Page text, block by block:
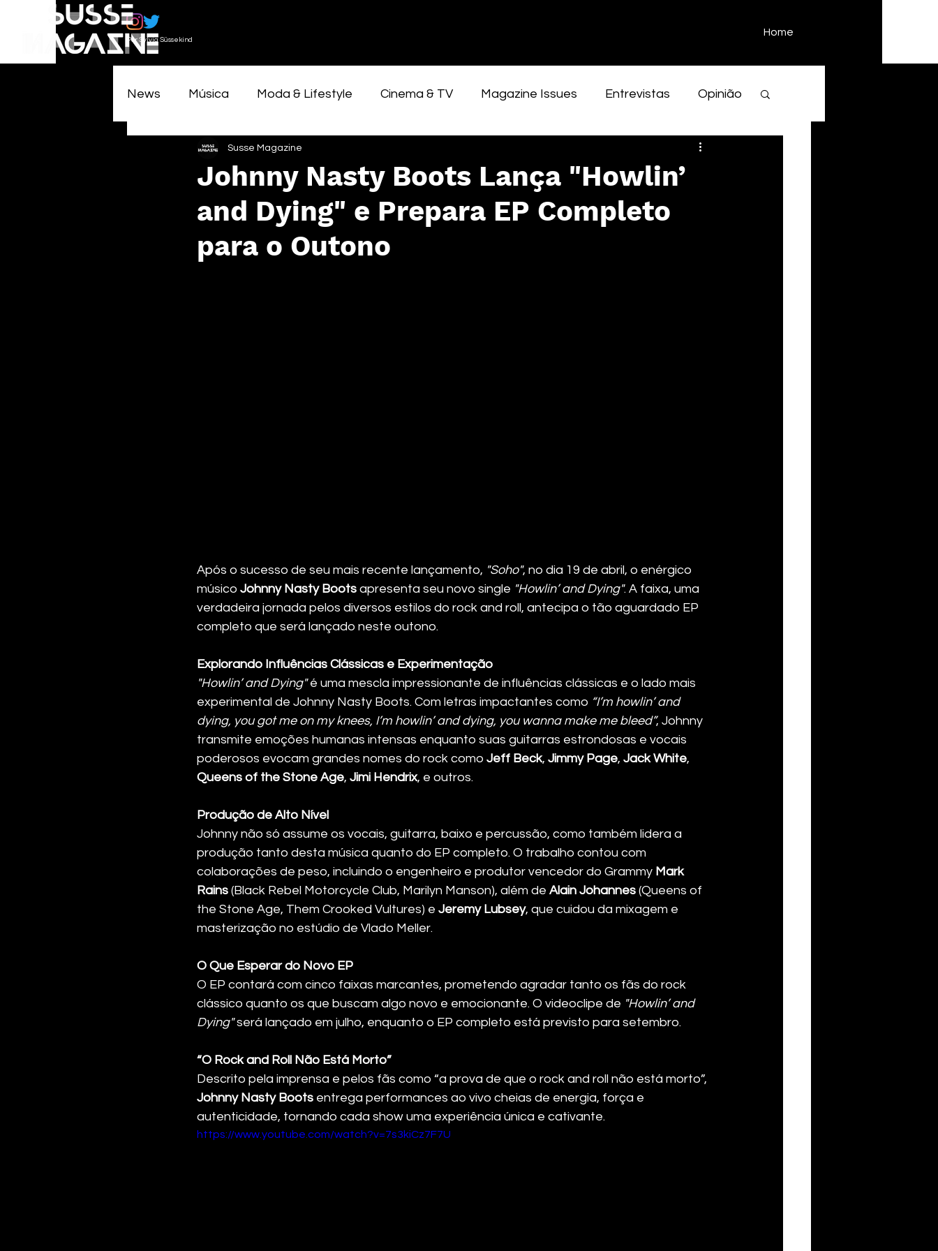
Por Sylvia Süssekind
Home
News Música Moda & Lifestyle Cinema & TV Magazine Issues Entrevistas Opinião
Johnny Nasty Boots Lança "Howlin’
and Dying" e Prepara EP Completo
para o Outono
Susse Magazine
Após o sucesso de seu mais recente lançamento, "Soho", no dia 19 de abril, o enérgico
músico Johnny Nasty Boots apresenta seu novo single "Howlin’ and Dying". A faixa, uma
verdadeira jornada pelos diversos estilos do rock and roll, antecipa o tão aguardado EP
completo que será lançado neste outono.
Explorando Influências Clássicas e Experimentação
"Howlin’ and Dying" é uma mescla impressionante de influências clássicas e o lado mais
experimental de Johnny Nasty Boots. Com letras impactantes como “I’m howlin’ and
dying, you got me on my knees, I’m howlin’ and dying, you wanna make me bleed”, Johnny
transmite emoções humanas intensas enquanto suas guitarras estrondosas e vocais
poderosos evocam grandes nomes do rock como Jeff Beck, Jimmy Page, Jack White,
Queens of the Stone Age, Jimi Hendrix, e outros.
Produção de Alto Nível
Johnny não só assume os vocais, guitarra, baixo e percussão, como também lidera a
produção tanto desta música quanto do EP completo. O trabalho contou com
colaborações de peso, incluindo o engenheiro e produtor vencedor do Grammy Mark
Rains (Black Rebel Motorcycle Club, Marilyn Manson), além de Alain Johannes (Queens of
the Stone Age, Them Crooked Vultures) e Jeremy Lubsey, que cuidou da mixagem e
masterização no estúdio de Vlado Meller.
O Que Esperar do Novo EP
O EP contará com cinco faixas marcantes, prometendo agradar tanto os fãs do rock
clássico quanto os que buscam algo novo e emocionante. O videoclipe de "Howlin’ and
Dying" será lançado em julho, enquanto o EP completo está previsto para setembro.
“O Rock and Roll Não Está Morto”
Descrito pela imprensa e pelos fãs como “a prova de que o rock and roll não está morto”,
Johnny Nasty Boots entrega performances ao vivo cheias de energia, força e
autenticidade, tornando cada show uma experiência única e cativante.
https://www.youtube.com/watch?v=7s3kiCz7F7U